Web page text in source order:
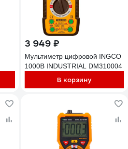
3 949 ₽
Мультиметр цифровой INGCO
1000В INDUSTRIAL DM310004
В корзину